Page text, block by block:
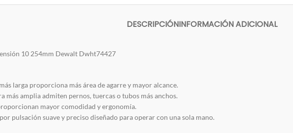
DESCRIPCIÓNINFORMACIÓN ADICIONAL
10 254mm Dewalt Dwht74427
larga proporciona más área de agarre y mayor alcance.
más amplia admiten pernos, tuercas o tubos más anchos.
mayor comodidad y ergonomía.
pulsación suave y preciso diseñado para operar con una sola mano.